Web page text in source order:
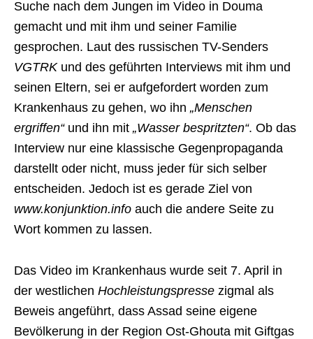
Suche nach dem Jungen im Video in Douma
gemacht und mit ihm und seiner Familie
gesprochen. Laut des russischen TV-Senders
VGTRKund des geführten Interviews mit ihm und
seinen Eltern, sei er aufgefordert worden zum
Krankenhaus zu gehen, wo ihn „Menschen
ergriffen“und ihn mit „Wasser bespritzten“. Ob das
Interview nur eine klassische Gegenpropaganda
darstellt oder nicht, muss jeder für sich selber
entscheiden. Jedoch ist es gerade Ziel von
www.konjunktion.info auch die andere Seite zu
Wort kommen zu lassen.
Das Video im Krankenhaus wurde seit 7. April in
der westlichen Hochleistungspresse zigmal als
Beweis angeführt, dass Assad seine eigene
Bevölkerung in der Region Ost-Ghouta mit Giftgas